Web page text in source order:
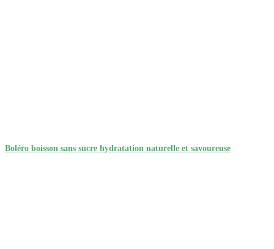
Boléro boisson sans sucre hydratation naturelle et savoureuse